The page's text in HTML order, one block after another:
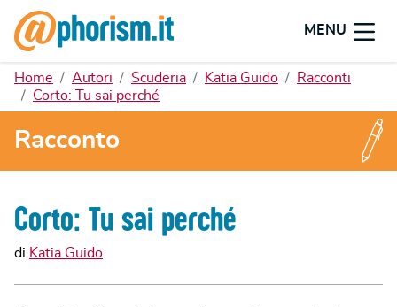
MENU
Home Autori Scuderia Katia Guido
Racconti
Corto: Tu sai perché
Racconto
Corto: Tu sai perché
di Katia Guido